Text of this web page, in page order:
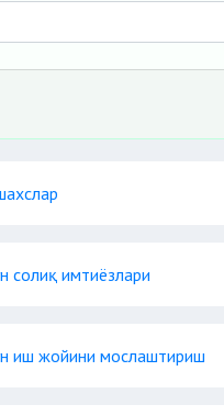
солиқ имтиёзлари
иш жойини мослаштириш